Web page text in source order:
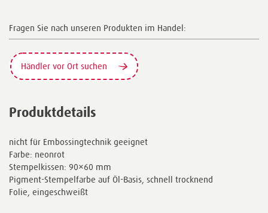
Fragen Sie nach unseren Produkten im Handel:
Händler vor Ort suchen
Produktdetails
nicht für Embossingtechnik geeignet
Farbe: neonrot
Stempelkissen: 90×60 mm
Pigment-Stempelfarbe auf Öl-Basis, schnell trocknend
Folie, eingeschweißt